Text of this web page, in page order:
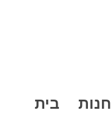
בית חנות